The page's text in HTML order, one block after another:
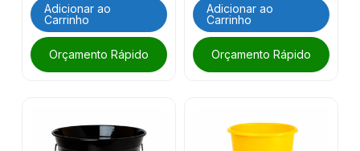
Adicionar ao
Carrinho
Orçamento Rápido
Adicionar ao
Carrinho
Orçamento Rápido